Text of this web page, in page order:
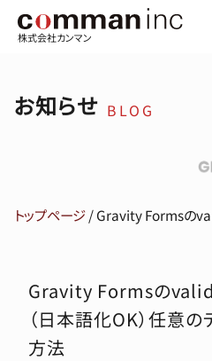
株式会社カンマン
お知らせ BLOG
トップページ/Gravity Formsの
Gravity Formsの
（日本語化OK）任意
方法